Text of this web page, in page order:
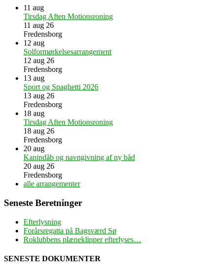
11 aug
Tirsdag Aften Motionsroning
11 aug 26
Fredensborg
12 aug
Solformørkelsesarrangement
12 aug 26
Fredensborg
13 aug
Sport og Spaghetti 2026
13 aug 26
Fredensborg
18 aug
Tirsdag Aften Motionsroning
18 aug 26
Fredensborg
20 aug
Kanindåb og navngivning af ny båd
20 aug 26
Fredensborg
alle arrangementer
Seneste Beretninger
Efterlysning
Forårsregatta på Bagsværd Sø
Roklubbens plæneklipper efterlyses…
SENESTE DOKUMENTER